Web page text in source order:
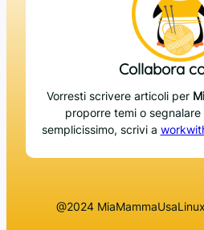
Collabora
Vorresti scrivere articoli per
proporre temi o
semplicissimo, scrivi a
@2024